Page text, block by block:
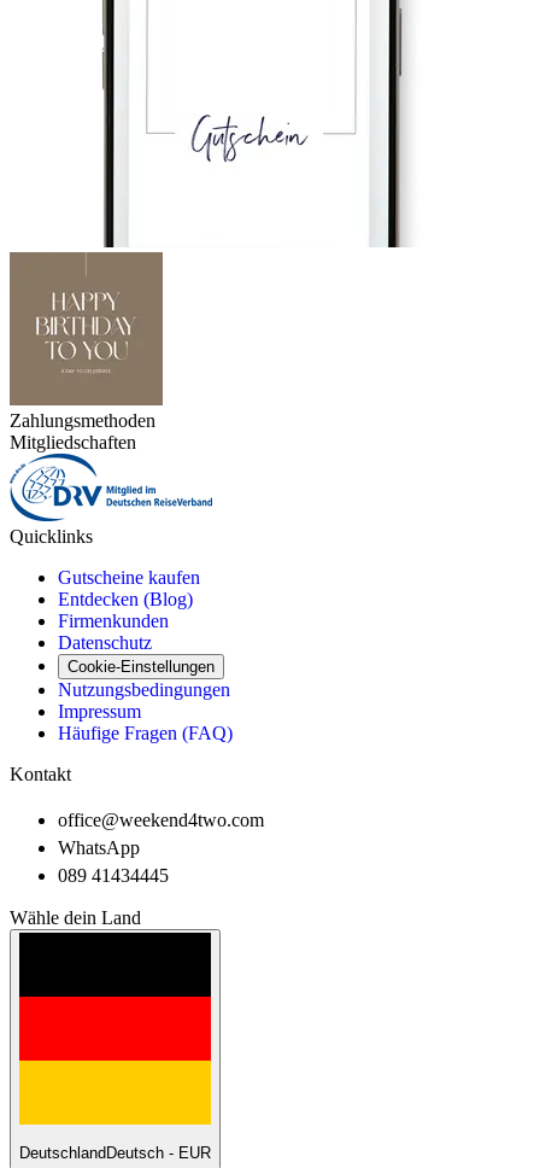
Zahlungsmethoden
Mitgliedschaften
Quicklinks
Gutscheine kaufen
Entdecken (Blog)
Firmenkunden
Datenschutz
Cookie-Einstellungen
Nutzungsbedingungen
Impressum
Häufige Fragen (FAQ)
Kontakt
office@weekend4two.com
WhatsApp
089 41434445
Wähle dein Land
Deutschland Deutsch - EUR